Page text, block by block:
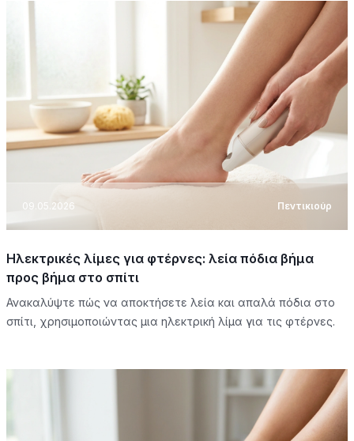
09.05.2026 Πεντικιούρ
Ηλεκτρικές λίμες για φτέρνες: λεία πόδια βήμα
προς βήμα στο σπίτι
Ανακαλύψτε πώς να αποκτήσετε λεία και απαλά πόδια στο
σπίτι, χρησιμοποιώντας μια ηλεκτρική λίμα για τις φτέρνες.